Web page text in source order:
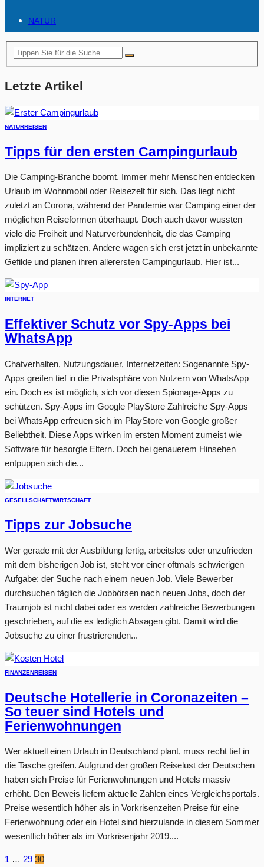
NATUR
Letzte Artikel
NATURREISEN
Tipps für den ersten Campingurlaub
Die Camping-Branche boomt. Immer mehr Menschen entdecken
Urlaub im Wohnmobil oder Reisezelt für sich. Das liegt nicht
zuletzt an Corona, während der Pandemie war Camping einer der
möglichen Reiseformen überhaupt. Doch auch davor wussten
viele die Freiheit und Naturverbundenheit, die das Camping
impliziert zu schätzen. Andere wagen sich erst jetzt in unbekannte
Gefilde und planen ihren allerersten Campingurlaub. Hier ist...
INTERNET
Effektiver Schutz vor Spy-Apps bei
WhatsApp
Chatverhalten, Nutzungsdauer, Internetzeiten: Sogenannte Spy-
Apps greifen tief in die Privatsphäre von Nutzern von WhatsApp
ein. Doch es ist möglich, sich vor diesen Spionage-Apps zu
schützen. Spy-Apps im Google PlayStore Zahlreiche Spy-Apps
bei WhatsApp erfreuen sich im PlayStore von Google großer
Beliebtheit. Diese Apps wirken im ersten Moment zumeist wie
Software für besorgte Eltern. Doch bei genauerem Hinsehen
entpuppen sich die...
GESELLSCHAFTWIRTSCHAFT
Tipps zur Jobsuche
Wer gerade mit der Ausbildung fertig, arbeitslos oder unzufrieden
mit dem bisherigen Job ist, steht vor einer oftmals schwierigen
Aufgabe: der Suche nach einem neuen Job. Viele Bewerber
durchsuchen täglich die Jobbörsen nach neuen Jobs, doch der
Traumjob ist nicht dabei oder es werden zahlreiche Bewerbungen
geschrieben, auf die es lediglich Absagen gibt. Damit wird die
Jobsuche zu einer frustrierenden...
FINANZENREISEN
Deutsche Hotellerie in Coronazeiten –
So teuer sind Hotels und
Ferienwohnungen
Wer aktuell einen Urlaub in Deutschland plant, muss recht tief in
die Tasche greifen. Aufgrund der großen Reiselust der Deutschen
haben sich Preise für Ferienwohnungen und Hotels massiv
erhöht. Den Beweis liefern aktuelle Zahlen eines Vergleichsportals.
Preise wesentlich höher als in Vorkrisenzeiten Preise für eine
Ferienwohnung oder ein Hotel sind hierzulande in diesem Sommer
wesentlich höher als im Vorkrisenjahr 2019....
1 … 29 30